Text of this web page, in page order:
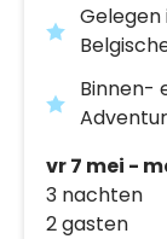
Gelegen
Binnen-
vr 7 mei -
3 nachten
2 gasten